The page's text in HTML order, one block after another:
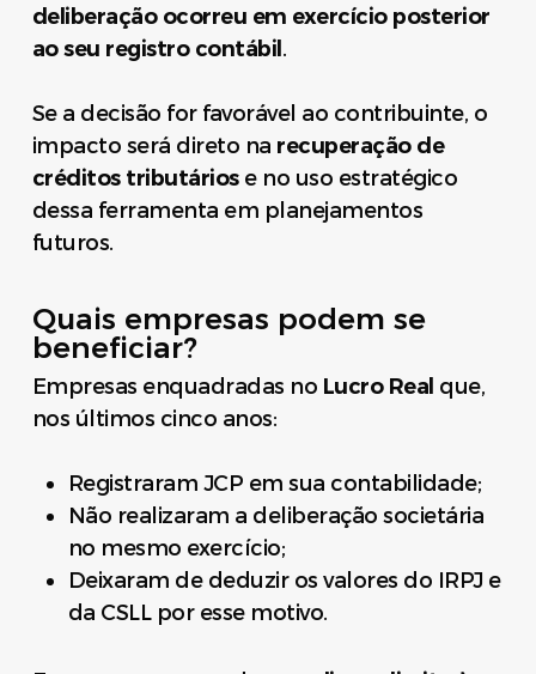
deliberação ocorreu em exercício posterior
ao seu registro contábil .
Se a decisão for favorável ao contribuinte, o
impacto será direto na recuperação de
créditos tributáriose no uso estratégico
dessa ferramenta em planejamentos
futuros.
Quais empresas podem se
beneficiar?
Empresas enquadradas no Lucro Real que,
nos últimos cinco anos:
Registraram JCP em sua contabilidade;
Não realizaram a deliberação societária
no mesmo exercício;
Deixaram de deduzir os valores do IRPJ e
da CSLL por esse motivo.